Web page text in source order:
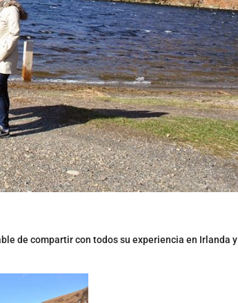
de compartir con todos su experiencia en Irlanda y